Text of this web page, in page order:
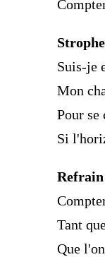
Suis-je
Mon
Pour se
Si
Refrain
Tant
Que